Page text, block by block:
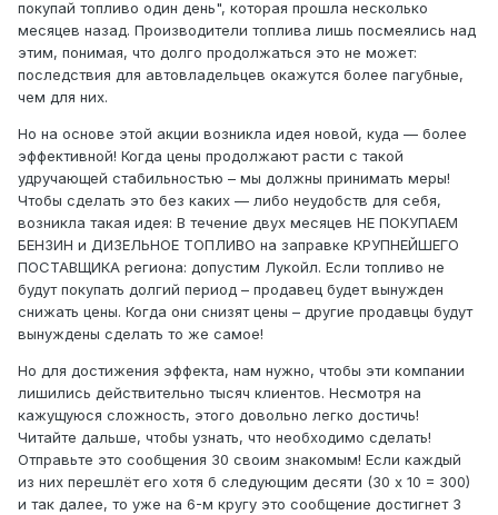
покупай топливо один день", которая прошла несколько
месяцев назад. Производители топлива лишь посмеялись над
этим, понимая, что долго продолжаться это не может:
последствия для автовладельцев окажутся более пагубные,
чем для них.
Но на основе этой акции возникла идея новой, куда — более
эффективной! Когда цены продолжают расти с такой
удручающей стабильностью – мы должны принимать меры!
Чтобы сделать это без каких — либо неудобств для себя,
возникла такая идея: В течение двух месяцев НЕ ПОКУПАЕМ
БЕНЗИН и ДИЗЕЛЬНОЕ ТОПЛИВО на заправке КРУПНЕЙШЕГО
ПОСТАВЩИКА региона: допустим Лукойл. Если топливо не
будут покупать долгий период – продавец будет вынужден
снижать цены. Когда они снизят цены – другие продавцы будут
вынуждены сделать то же самое!
Но для достижения эффекта, нам нужно, чтобы эти компании
лишились действительно тысяч клиентов. Несмотря на
кажущуюся сложность, этого довольно легко достичь!
Читайте дальше, чтобы узнать, что необходимо сделать!
Отправьте это сообщения 30 своим знакомым! Если каждый
из них перешлёт его хотя б следующим десяти (30 х 10 = 300)
и так далее, то уже на 6-м кругу это сообщение достигнет 3